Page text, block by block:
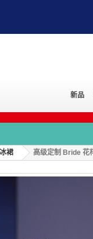
新品
裙 高级定制 Bride 花